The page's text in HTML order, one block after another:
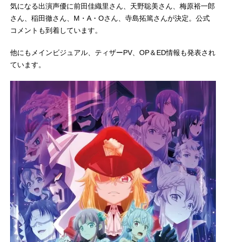
気になる出演声優に前田佳織里さん、天野聡美さん、梅原裕一郎
さん、稲田徹さん、M・A・Oさん、寺島拓篤さんが決定。公式
コメントも到着しています。
他にもメインビジュアル、ティザーPV、OP＆ED情報も発表され
ています。